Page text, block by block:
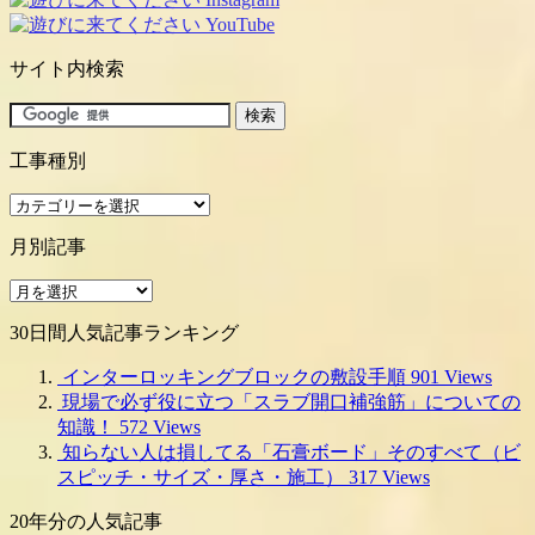
サイト内検索
工事種別
工
種
別
月別記事
月
記
30日間人気記事ランキング
インターロッキングブロックの敷設手順 901 Views
現場で必ず役に立つ「スラブ開口補強筋」についての
知識！
572 Views
知らない人は損してる「石膏ボード」そのすべて（ビ
スピッチ・サイズ・厚さ・施工）
317 Views
20年分の人気記事